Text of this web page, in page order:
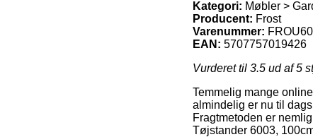
Kategori: Møbler >
Producent: Frost
Varenummer:
EAN: 5707757019426
Vurderet til 3.5 ud af 5
Temmelig mange
almindelig er nu til
Fragtmetoden er
Tøjstander 6003,